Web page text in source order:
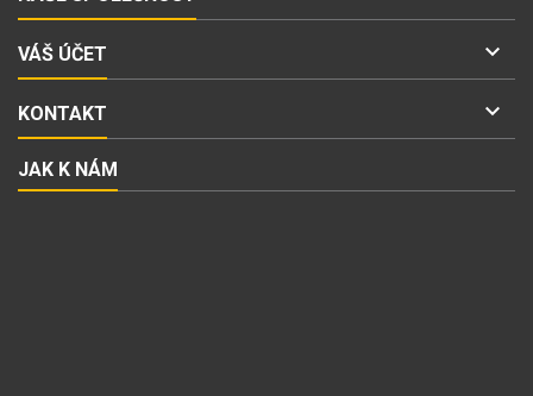
VÁŠ ÚČET 
KONTAKT 
JAK K NÁM